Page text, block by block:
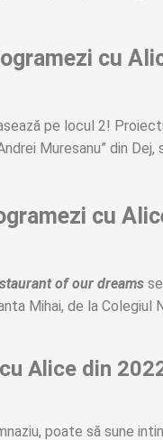
cu
pe locul 2!
Muresanu” din Dej,
cu
of our dreams
Mihai, de la Colegiul
Alice din
poate să sune